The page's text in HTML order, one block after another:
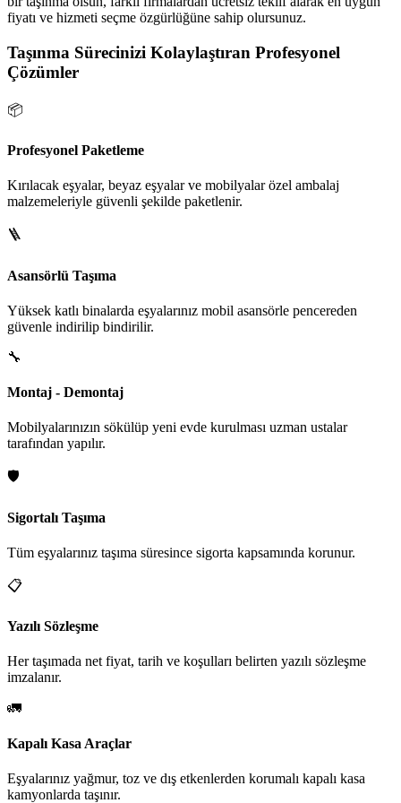
fiyatı ve hizmeti seçme özgürlüğüne sahip olursunuz.
Taşınma Sürecinizi Kolaylaştıran Profesyonel
Çözümler
📦
Profesyonel Paketleme
Kırılacak eşyalar, beyaz eşyalar ve mobilyalar özel ambalaj
malzemeleriyle güvenli şekilde paketlenir.
🪜
Asansörlü Taşıma
Yüksek katlı binalarda eşyalarınız mobil asansörle pencereden
güvenle indirilip bindirilir.
🔧
Montaj - Demontaj
Mobilyalarınızın sökülüp yeni evde kurulması uzman ustalar
tarafından yapılır.
🛡️
Sigortalı Taşıma
Tüm eşyalarınız taşıma süresince sigorta kapsamında korunur.
📋
Yazılı Sözleşme
Her taşımada net fiyat, tarih ve koşulları belirten yazılı sözleşme
imzalanır.
🚛
Kapalı Kasa Araçlar
Eşyalarınız yağmur, toz ve dış etkenlerden korumalı kapalı kasa
kamyonlarda taşınır.